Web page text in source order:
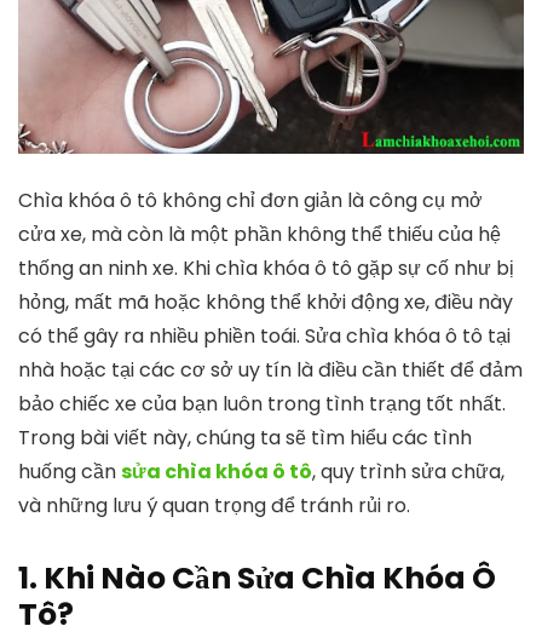
Chìa khóa ô tô không chỉ đơn giản là công cụ mở
cửa xe, mà còn là một phần không thể thiếu của hệ
thống an ninh xe. Khi chìa khóa ô tô gặp sự cố như bị
hỏng, mất mã hoặc không thể khởi động xe, điều này
có thể gây ra nhiều phiền toái. Sửa chìa khóa ô tô tại
nhà hoặc tại các cơ sở uy tín là điều cần thiết để đảm
bảo chiếc xe của bạn luôn trong tình trạng tốt nhất.
Trong bài viết này, chúng ta sẽ tìm hiểu các tình
huống cầnsửa chìa khóa ô tô, quy trình sửa chữa,
và những lưu ý quan trọng để tránh rủi ro.
1. Khi Nào Cần Sửa Chìa Khóa Ô
Tô?